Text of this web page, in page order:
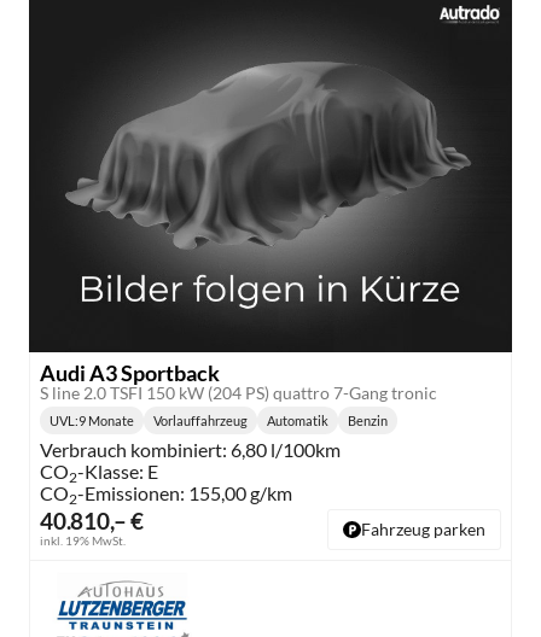
Audi A3 Sportback
S line 2.0 TSFI 150 kW (204 PS) quattro 7-Gang tronic
40.810,– €
inkl. 19% MwSt.
Lieferzeit:
UVL :9 Monate Vorlauffahrzeug
Getriebe:
Automatik
Kraftstoff:
Benzin
Verbrauch kombiniert: 6,80 l/100km
CO2-Klasse: E
CO2-Emissionen: 155,00 g/km
Fahrzeug parken